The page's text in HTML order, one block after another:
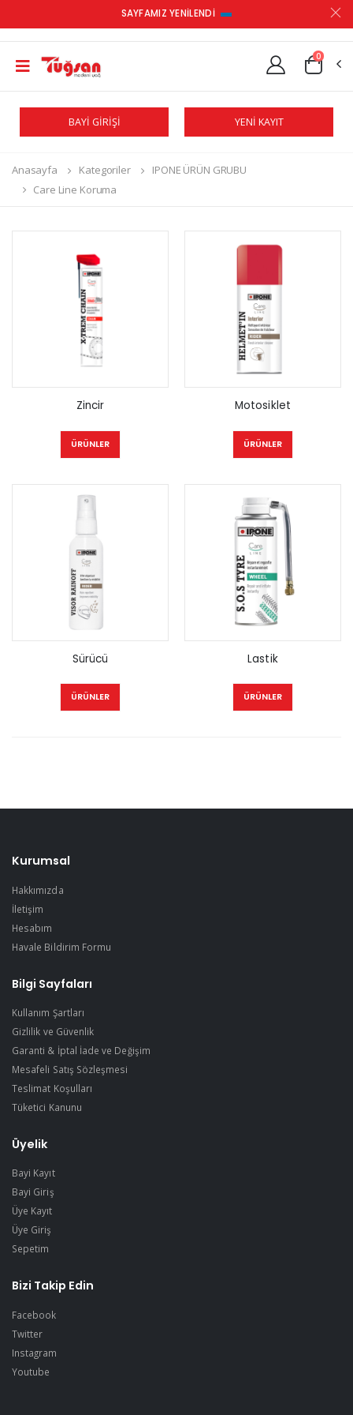
SAYFAMIZ YENİLENDİ
0
BAYİ GİRİŞİ YENİ KAYIT
Anasayfa Kategoriler
IPONE ÜRÜN GRUBU
Care Line Koruma
Zincir
ÜRÜNLER
Motosiklet
ÜRÜNLER
Sürücü
ÜRÜNLER
Lastik
ÜRÜNLER
Kurumsal
Hakkımızda
İletişim
Hesabım
Havale Bildirim Formu
Bilgi Sayfaları
Kullanım Şartları
Gizlilik ve Güvenlik
Garanti & İptal İade ve Değişim
Mesafeli Satış Sözleşmesi
Teslimat Koşulları
Tüketici Kanunu
Üyelik
Bayi Kayıt
Bayi Giriş
Üye Kayıt
Üye Giriş
Sepetim
Bizi Takip Edin
Facebook
Twitter
Instagram
Youtube